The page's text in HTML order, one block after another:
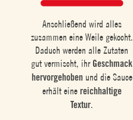
Anschließend wird alles
zusammen eine Weile gekocht.
Daduch werden alle Zutaten
gut vermischt, ihr Geschmack
hervorgehobenund die Sauce
erhält eine reichhaltige
Textur.